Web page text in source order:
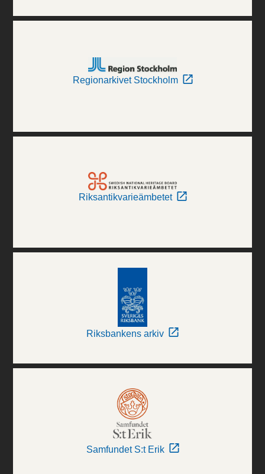
Regionarkivet Stockholm
Riksantikvarieämbetet
Riksbankens arkiv
Samfundet S:t Erik